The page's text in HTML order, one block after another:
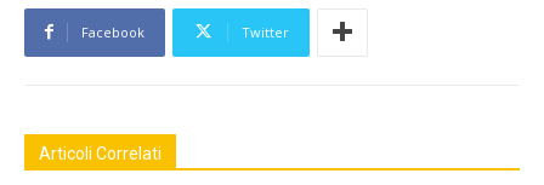
Facebook Twitter
Articoli Correlati